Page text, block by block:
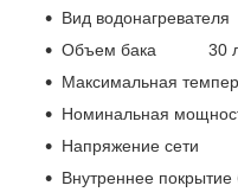
Вид
Объем бака 30
Максимальная
Номинальная
Напряжение
Внутреннее